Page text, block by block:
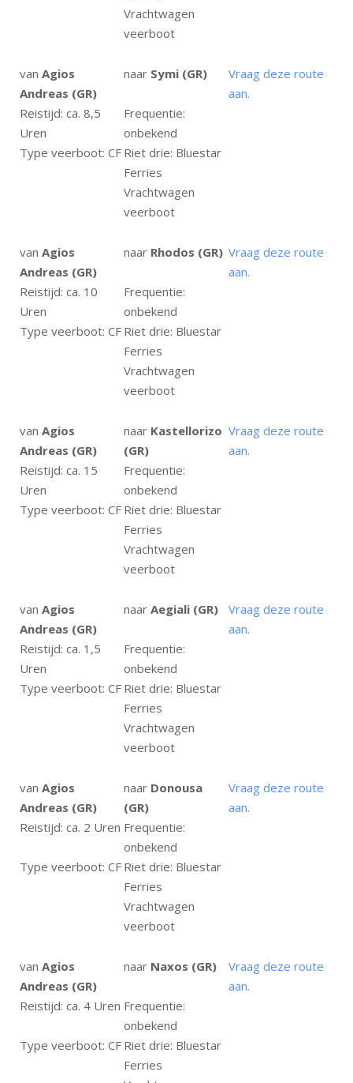
Vrachtwagen
veerboot
van Agios
Andreas (GR)
naar Symi (GR)
Vraag deze route
aan.
Reistijd: ca. 8,5
Uren
Frequentie:
onbekend
Type veerboot: CF Riet drie: Bluestar
Ferries
Vrachtwagen
veerboot
van Agios
Andreas (GR)
naar Rhodos (GR) Vraag deze route
aan.
Reistijd: ca. 10
Uren
Frequentie:
onbekend
Type veerboot: CF Riet drie: Bluestar
Ferries
Vrachtwagen
veerboot
van Agios
Andreas (GR)
naar Kastellorizo
(GR)
Vraag deze route
aan.
Reistijd: ca. 15
Uren
Frequentie:
onbekend
Type veerboot: CF Riet drie: Bluestar
Ferries
Vrachtwagen
veerboot
van Agios
Andreas (GR)
naar Aegiali (GR)
Vraag deze route
aan.
Reistijd: ca. 1,5
Uren
Frequentie:
onbekend
Type veerboot: CF Riet drie: Bluestar
Ferries
Vrachtwagen
veerboot
van Agios
Andreas (GR)
naar Donousa
(GR)
Vraag deze route
aan.
Reistijd: ca. 2 Uren Frequentie:
onbekend
Type veerboot: CF Riet drie: Bluestar
Ferries
Vrachtwagen
veerboot
van Agios
Andreas (GR)
naar Naxos (GR)
Vraag deze route
aan.
Reistijd: ca. 4 Uren Frequentie:
onbekend
Type veerboot: CF Riet drie: Bluestar
Ferries